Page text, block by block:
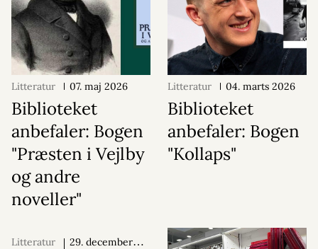
Litteratur 07. maj 2026
Biblioteket
anbefaler: Bogen
"Præsten i Vejlby
og andre
noveller"
Litteratur 04. marts 2026
Biblioteket
anbefaler: Bogen
"Kollaps"
Litteratur
29. december